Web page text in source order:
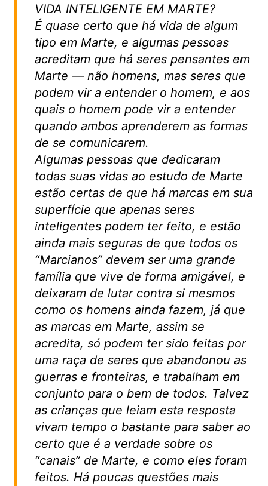
VIDA INTELIGENTE EM MARTE?
É quase certo que há vida de algum
tipo em Marte, e algumas pessoas
acreditam que há seres pensantes em
Marte — não homens, mas seres que
podem vir a entender o homem, e aos
quais o homem pode vir a entender
quando ambos aprenderem as formas
de se comunicarem.
Algumas pessoas que dedicaram
todas suas vidas ao estudo de Marte
estão certas de que há marcas em sua
superfície que apenas seres
inteligentes podem ter feito, e estão
ainda mais seguras de que todos os
“Marcianos” devem ser uma grande
família que vive de forma amigável, e
deixaram de lutar contra si mesmos
como os homens ainda fazem, já que
as marcas em Marte, assim se
acredita, só podem ter sido feitas por
uma raça de seres que abandonou as
guerras e fronteiras, e trabalham em
conjunto para o bem de todos. Talvez
as crianças que leiam esta resposta
vivam tempo o bastante para saber ao
certo que é a verdade sobre os
“canais” de Marte, e como eles foram
feitos. Há poucas questões mais